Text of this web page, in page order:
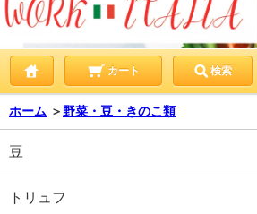
カート 検索
ホーム ＞ 野菜・豆・きのこ類
豆
トリュフ